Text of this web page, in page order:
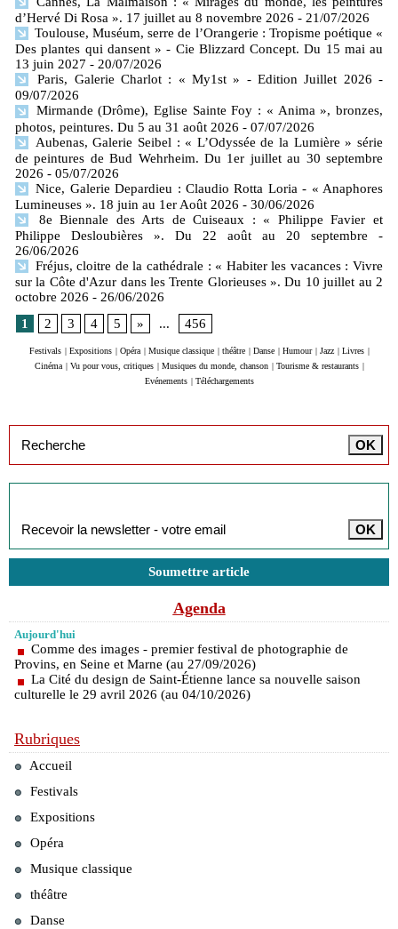
d’Hervé Di Rosa ». 17 juillet au 8 novembre 2026 - 21/07/2026
Toulouse, Muséum, serre de l’Orangerie : Tropisme poétique «
Des plantes qui dansent » - Cie Blizzard Concept. Du 15 mai au
13 juin 2027 - 20/07/2026
Paris, Galerie Charlot : « My1st » - Edition Juillet 2026 -
09/07/2026
Mirmande (Drôme), Eglise Sainte Foy : « Anima », bronzes,
photos, peintures. Du 5 au 31 août 2026 - 07/07/2026
Aubenas, Galerie Seibel : « L’Odyssée de la Lumière » série
de peintures de Bud Wehrheim. Du 1er juillet au 30 septembre
2026 - 05/07/2026
Nice, Galerie Depardieu : Claudio Rotta Loria - « Anaphores
Lumineuses ». 18 juin au 1er Août 2026 - 30/06/2026
8e Biennale des Arts de Cuiseaux : « Philippe Favier et
Philippe Desloubières ». Du 22 août au 20 septembre
-
26/06/2026
Fréjus, cloitre de la cathédrale : « Habiter les vacances : Vivre
sur la Côte d'Azur dans les Trente Glorieuses ». Du 10 juillet au 2
octobre 2026 - 26/06/2026
1
2 3 4 5 » ... 456
Festivals | Expositions | Opéra | Musique classique | théâtre | Danse | Humour | Jazz | Livres |
Cinéma | Vu pour vous, critiques | Musiques du monde, chanson | Tourisme & restaurants |
Evénements | Téléchargements
Soumettre article
Agenda
Aujourd'hui
Comme des images - premier festival de photographie de
Provins, en Seine et Marne (au 27/09/2026)
La Cité du design de Saint-Étienne lance sa nouvelle saison
culturelle le 29 avril 2026 (au 04/10/2026)
Rubriques
Accueil
Festivals
Expositions
Opéra
Musique classique
théâtre
Danse